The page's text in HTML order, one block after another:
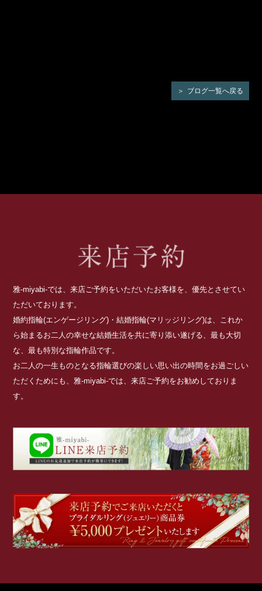
ブログ一覧へ戻る
雅-miyabi-では、来店ご予約をいただいたお客様を、優先とさせてい
ただいております。
婚約指輪(エンゲージリング)・結婚指輪(マリッジリング)は、これか
ら始まるお二人の幸せな結婚生活を共に寄り添い遂げる、最も大切
な、最も特別な指輪作品です。
お二人の一生ものとなる指輪選びの楽しい思い出の時間をお過ごしい
ただくためにも、雅-miyabi-では、来店ご予約をお勧めしておりま
す。